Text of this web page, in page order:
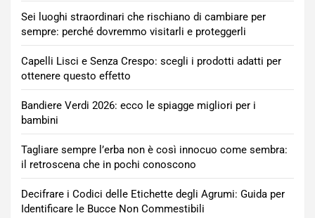
Sei luoghi straordinari che rischiano di cambiare per
sempre: perché dovremmo visitarli e proteggerli
Capelli Lisci e Senza Crespo: scegli i prodotti adatti per
ottenere questo effetto
Bandiere Verdi 2026: ecco le spiagge migliori per i
bambini
Tagliare sempre l’erba non è così innocuo come sembra:
il retroscena che in pochi conoscono
Decifrare i Codici delle Etichette degli Agrumi: Guida per
Identificare le Bucce Non Commestibili